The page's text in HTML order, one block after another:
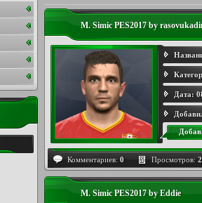
M. Simic PES2017 by
Дата:
Комментариев: 0 Просмотров:
M. Simic PES2017 by Eddie